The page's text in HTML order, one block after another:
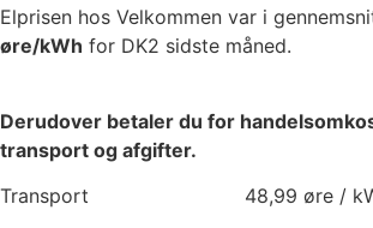
Elprisen hos Velkommen var i
øre/kWh for DK2 sidste måned.
Derudover betaler du for
transport og afgifter.
Transport 48,99 øre /